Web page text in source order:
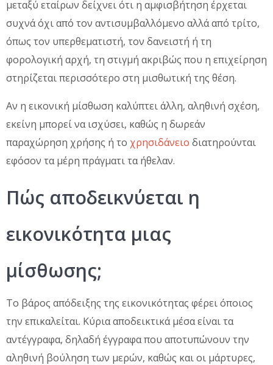
μεταξύ εταίρων δείχνει ότι η αμφισβήτηση έρχεται
συχνά όχι από τον αντισυμβαλλόμενο αλλά από τρίτο,
όπως τον υπερθεματιστή, τον δανειστή ή τη
φορολογική αρχή, τη στιγμή ακριβώς που η επιχείρηση
στηρίζεται περισσότερο στη μισθωτική της θέση.
Αν η εικονική μίσθωση καλύπτει άλλη, αληθινή σχέση,
εκείνη μπορεί να ισχύσει, καθώς η δωρεάν
παραχώρηση χρήσης ή το χρησιδάνειο διατηρούνται
εφόσον τα μέρη πράγματι τα ήθελαν.
Πώς αποδεικνύεται η
εικονικότητα μιας
μίσθωσης;
Το βάρος απόδειξης της εικονικότητας φέρει όποιος
την επικαλείται. Κύρια αποδεικτικά μέσα είναι τα
αντέγγραφα, δηλαδή έγγραφα που αποτυπώνουν την
αληθινή βούληση των μερών, καθώς και οι μάρτυρες,